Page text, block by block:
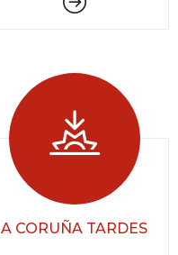
A CORUÑA TARDES